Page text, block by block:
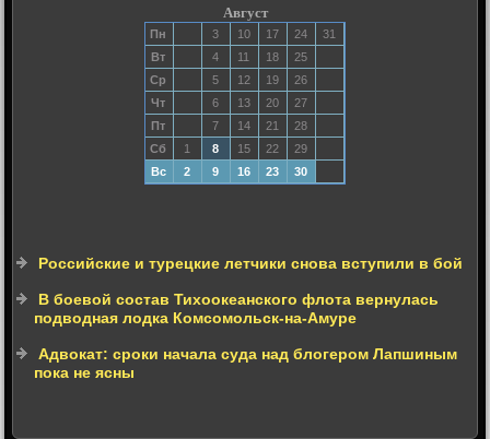
Август
Пн 3 10 17 24
31
Вт
4 11 18
25
Ср
5 12 19
26
Чт
6 13 20
27
Пт
7 14 21
28
Сб
1 8 15 22
29
Вс
2 9 16 23 30
Российские и турецкие летчики снова вступили в бой
В боевой состав Тихоокеанского флота вернулась
подводная лодка Комсомольск-на-Амуре
Адвокат: сроки начала суда над блогером Лапшиным
пока не ясны